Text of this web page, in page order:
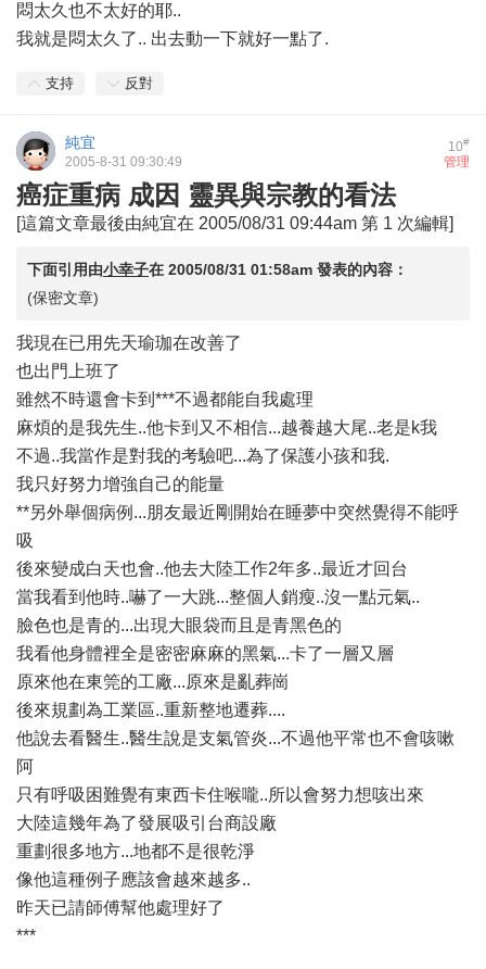
悶太久也不太好的耶..
我就是悶太久了.. 出去動一下就好一點了.
支持 反對
10#
純宜
管理
2005-8-31 09:30:49
癌症重病 成因 靈異與宗教的看法
[這篇文章最後由純宜在 2005/08/31 09:44am 第 1 次編輯]
下面引用由小幸子在 2005/08/31 01:58am 發表的內容：
(保密文章)
我現在已用先天瑜珈在改善了
也出門上班了
雖然不時還會卡到***不過都能自我處理
麻煩的是我先生..他卡到又不相信...越養越大尾..老是k我
不過..我當作是對我的考驗吧...為了保護小孩和我.
我只好努力增強自己的能量
**另外舉個病例...朋友最近剛開始在睡夢中突然覺得不能呼
吸
後來變成白天也會..他去大陸工作2年多..最近才回台
當我看到他時..嚇了一大跳...整個人銷瘦..沒一點元氣..
臉色也是青的...出現大眼袋而且是青黑色的
我看他身體裡全是密密麻麻的黑氣...卡了一層又層
原來他在東筦的工廠...原來是亂葬崗
後來規劃為工業區..重新整地遷葬....
他說去看醫生..醫生說是支氣管炎...不過他平常也不會咳嗽
阿
只有呼吸困難覺有東西卡住喉嚨..所以會努力想咳出來
大陸這幾年為了發展吸引台商設廠
重劃很多地方...地都不是很乾淨
像他這種例子應該會越來越多..
昨天已請師傅幫他處理好了
***